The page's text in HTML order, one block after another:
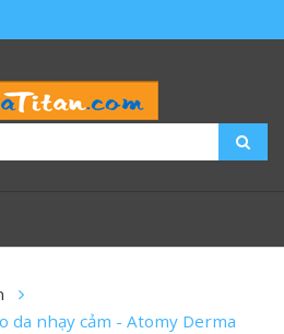
da nhạy cảm - Atomy Derma